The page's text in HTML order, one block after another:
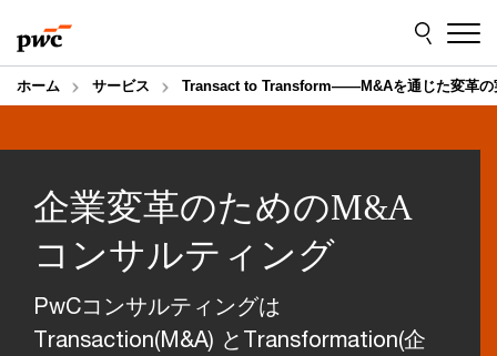
to
content
to
footer
ホーム サービス Transact to Transform――M&Aを通じた変革の
企業変革のためのM&A
コンサルティング
PwCコンサルティングは
Transaction(M&A) とTransformation(企